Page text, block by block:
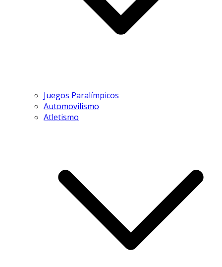
Juegos Paralímpicos
Automovilismo
Atletismo